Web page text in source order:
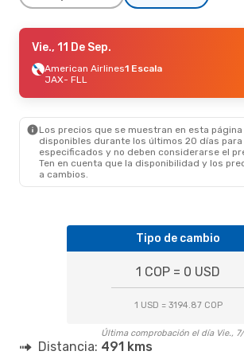
Vie., 2 De Oct.- Dom., 4 De Oct.
Breeze AirwaysDirecto
JAX- FLL
FLL- JAX
Vie., 11 De Sep.
American Airlines1 Escala
JAX- FLL
Los precios que se muestran en esta
disponibles durante los últimos 20 días
especificados y no deben considerarse el
Ten en cuenta que la disponibilidad y los
a cambios.
Tipo de cambio
1 COP = 0 USD
1 USD = 3194.87 COP
Última comprobación el día Vie.,
Distancia: 491 kms